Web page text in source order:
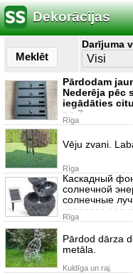
Dekorācijas
Meklēt
Darījuma
Pārdodam
Nederēja pēc
iegādāties
pa 7
Rīga
Vēju zvani.
Rīga
Каскадный
солнечной
солнечные
красивое
Rīga
Pārdod dārza
metāla.
Kuldīga un raj.